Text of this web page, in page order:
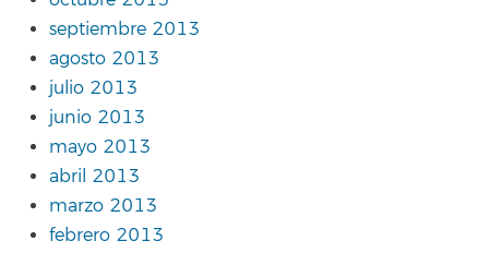
septiembre 2013
agosto 2013
julio 2013
junio 2013
mayo 2013
abril 2013
marzo 2013
febrero 2013